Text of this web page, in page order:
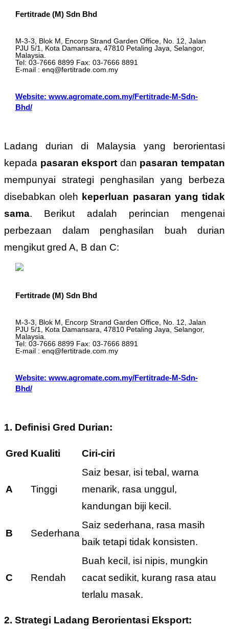
Fertitrade (M) Sdn Bhd
M-3-3, Blok M, Encorp Strand Garden Office, No. 12, Jalan
PJU 5/1, Kota Damansara, 47810 Petaling Jaya, Selangor,
Malaysia.
Tel: 03-7666 8899 Fax: 03-7666 8891
E-mail : enq@fertitrade.com.my
Website: www.agromate.com.my/Fertitrade-M-Sdn-
Bhd/
Ladang durian di Malaysia yang berorientasi
kepada pasaran eksport dan pasaran tempatan
mempunyai strategi penghasilan yang berbeza
disebabkan oleh keperluan pasaran yang tidak
sama. Berikut adalah perincian mengenai
perbezaan dalam penghasilan buah durian
mengikut gred A, B dan C:
Fertitrade (M) Sdn Bhd
M-3-3, Blok M, Encorp Strand Garden Office, No. 12, Jalan
PJU 5/1, Kota Damansara, 47810 Petaling Jaya, Selangor,
Malaysia.
Tel: 03-7666 8899 Fax: 03-7666 8891
E-mail : enq@fertitrade.com.my
Website: www.agromate.com.my/Fertitrade-M-Sdn-
Bhd/
1. Definisi Gred Durian:
Gred Kualiti Ciri-ciri
A Tinggi
Saiz besar, isi tebal, warna
menarik, rasa unggul,
kandungan biji kecil.
B Sederhana
Saiz sederhana, rasa masih
baik tetapi tidak konsisten.
C Rendah
Buah kecil, isi nipis, mungkin
cacat sedikit, kurang rasa atau
terlalu masak.
2. Strategi Ladang Berorientasi Eksport: